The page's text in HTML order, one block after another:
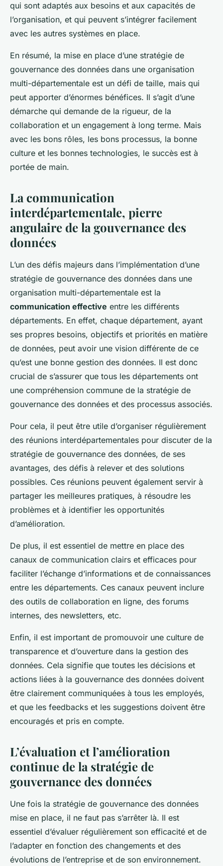
qui sont adaptés aux besoins et aux capacités de
l’organisation, et qui peuvent s’intégrer facilement
avec les autres systèmes en place.
En résumé, la mise en place d’une stratégie de
gouvernance des données dans une organisation
multi-départementale est un défi de taille, mais qui
peut apporter d’énormes bénéfices. Il s’agit d’une
démarche qui demande de la rigueur, de la
collaboration et un engagement à long terme. Mais
avec les bons rôles, les bons processus, la bonne
culture et les bonnes technologies, le succès est à
portée de main.
La communication
interdépartementale, pierre
angulaire de la gouvernance des
données
L’un des défis majeurs dans l’implémentation d’une
stratégie de gouvernance des données dans une
organisation multi-départementale est la
communication effective entre les différents
départements. En effet, chaque département, ayant
ses propres besoins, objectifs et priorités en matière
de données, peut avoir une vision différente de ce
qu’est une bonne gestion des données. Il est donc
crucial de s’assurer que tous les départements ont
une compréhension commune de la stratégie de
gouvernance des données et des processus associés.
Pour cela, il peut être utile d’organiser régulièrement
des réunions interdépartementales pour discuter de la
stratégie de gouvernance des données, de ses
avantages, des défis à relever et des solutions
possibles. Ces réunions peuvent également servir à
partager les meilleures pratiques, à résoudre les
problèmes et à identifier les opportunités
d’amélioration.
De plus, il est essentiel de mettre en place des
canaux de communication clairs et efficaces pour
faciliter l’échange d’informations et de connaissances
entre les départements. Ces canaux peuvent inclure
des outils de collaboration en ligne, des forums
internes, des newsletters, etc.
Enfin, il est important de promouvoir une culture de
transparence et d’ouverture dans la gestion des
données. Cela signifie que toutes les décisions et
actions liées à la gouvernance des données doivent
être clairement communiquées à tous les employés,
et que les feedbacks et les suggestions doivent être
encouragés et pris en compte.
L’évaluation et l’amélioration
continue de la stratégie de
gouvernance des données
Une fois la stratégie de gouvernance des données
mise en place, il ne faut pas s’arrêter là. Il est
essentiel d’évaluer régulièrement son efficacité et de
l’adapter en fonction des changements et des
évolutions de l’entreprise et de son environnement.